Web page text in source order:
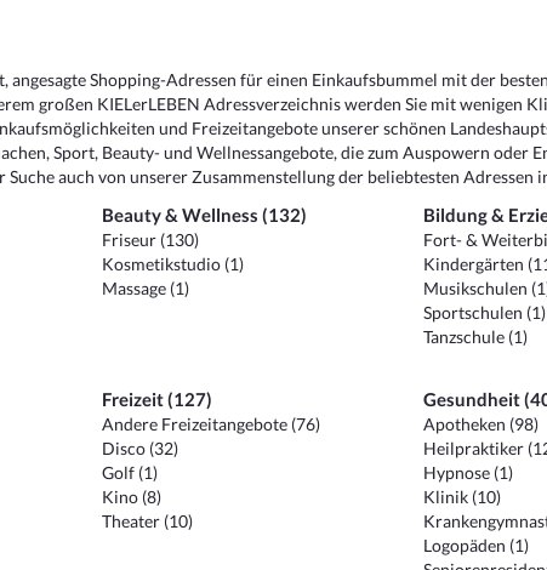
Shopping-Adressen für einen Einkaufsbummel mit der
großen KIELerLEBEN Adressverzeichnis werden Sie mit wenigen
und Freizeitangebote unserer schönen
Sport, Beauty- und Wellnessangebote, die zum Auspowern oder
auch von unserer Zusammenstellung der beliebtesten Adressen
Beauty & Wellness (132)
Friseur (130)
Kosmetikstudio (1)
Massage (1)
Bildung &
Fort- &
Kindergärten
Musikschulen
Sportschulen (1)
Tanzschule (1)
Freizeit (127)
Andere Freizeitangebote (76)
Disco (32)
Golf (1)
Kino (8)
Theater (10)
Gesundheit
Apotheken (98)
Heilpraktiker
Hypnose (1)
Klinik (10)
Logopäden (1)